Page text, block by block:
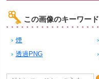
この画像のキーワード
煙
透過PNG